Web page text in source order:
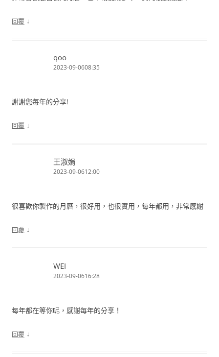
回覆 ↓
qoo
2023-09-0608:35
謝謝您每年的分享!
回覆 ↓
王淑娟
2023-09-0612:00
很喜歡你製作的月曆，很好用，也很實用，每年都用，非常感謝
回覆 ↓
WEI
2023-09-0616:28
每年都在等你呢，感謝每年的分享！
回覆 ↓